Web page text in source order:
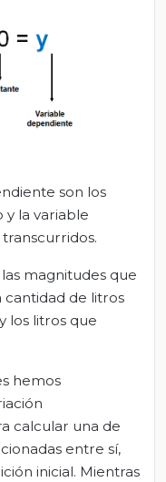
son los
y la variable
magnitudes que
cantidad de litros
los litros que
hemos
calcular una de
entre sí,
inicial. Mientras